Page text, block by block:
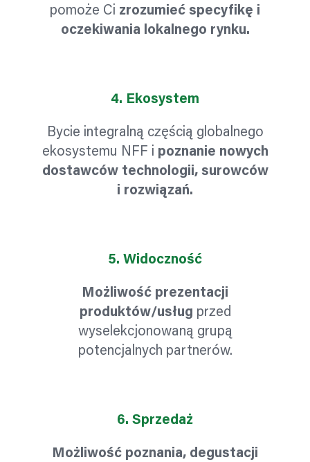
pomoże Ci zrozumieć specyfikę i
oczekiwania lokalnego rynku.
4. Ekosystem
Bycie integralną częścią globalnego
ekosystemu NFF i poznanie nowych
dostawców technologii, surowców
i rozwiązań.
5. Widoczność
Możliwość prezentacji
produktów/usług przed
wyselekcjonowaną grupą
potencjalnych partnerów.
6. Sprzedaż
Możliwość poznania, degustacji